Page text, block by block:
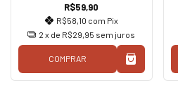
R$59,90
R$58,10 com Pix
2 x de R$29,95 sem juros
COMPRAR